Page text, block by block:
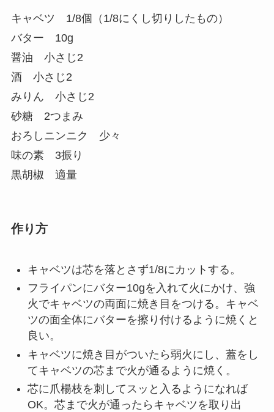
キャベツ 1/8個（1/8にくし切りしたもの）
バター 10g
醤油 小さじ2
酒 小さじ2
みりん 小さじ2
砂糖 2つまみ
おろしニンニク 少々
味の素 3振り
黒胡椒 適量
作り方
キャベツは芯を落とさず1/8にカットする。
フライパンにバター10gを入れて火にかけ、強
火でキャベツの両面に焼き目をつける。キャベ
ツの面全体にバターを擦り付けるように焼くと
良い。
キャベツに焼き目がついたら弱火にし、蓋をし
てキャベツの芯まで火が通るように焼く。
芯に爪楊枝を刺してスッと入るようになれば
OK。芯まで火が通ったらキャベツを取り出